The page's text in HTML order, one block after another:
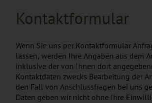
Kontaktformular
Wenn Sie uns per Kontaktformular
lassen, werden Ihre Angaben aus dem
inklusive der von Ihnen dort
Kontaktdaten zwecks Bearbeitung der
den Fall von Anschlussfragen bei uns
Daten geben wir nicht ohne Ihre